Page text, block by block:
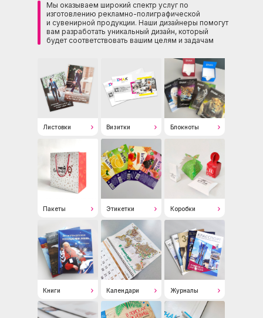
Мы оказываем широкий спектр услуг по
изготовлению рекламно-полиграфической
и сувенирной продукции. Наши дизайнеры помогут
вам разработать уникальный дизайн, который
будет соответствовать вашим целям и задачам
Визитки
Пакеты
Календари
Листовки
Этикетки
Книги
Блокноты
Коробки
Журналы